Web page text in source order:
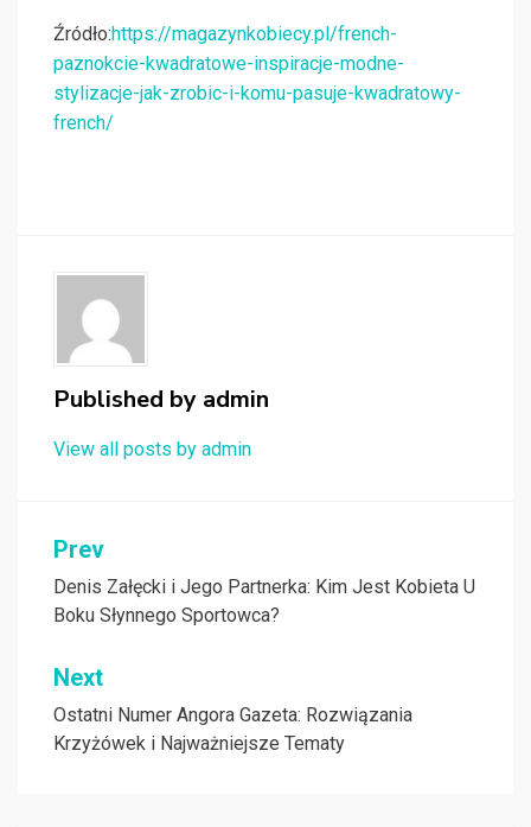
Źródło:https://magazynkobiecy.pl/french-
paznokcie-kwadratowe-inspiracje-modne-
stylizacje-jak-zrobic-i-komu-pasuje-kwadratowy-
french/
Published by admin
View all posts by admin
Nawigacja
wpisu
Prev
Denis Załęcki i Jego Partnerka: Kim Jest Kobieta U
Boku Słynnego Sportowca?
Next
Ostatni Numer Angora Gazeta: Rozwiązania
Krzyżówek i Najważniejsze Tematy